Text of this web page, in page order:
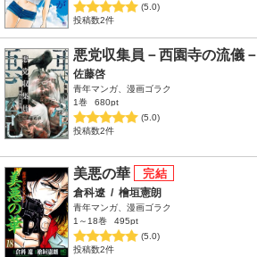
(5.0)
投稿数2件
悪党収集員－西園寺の流儀－
佐藤啓
青年マンガ、漫画ゴラク
1巻
680pt
(5.0)
投稿数2件
美悪の華
倉科遼 / 檜垣憲朗
青年マンガ、漫画ゴラク
1～18巻
495pt
(5.0)
投稿数2件